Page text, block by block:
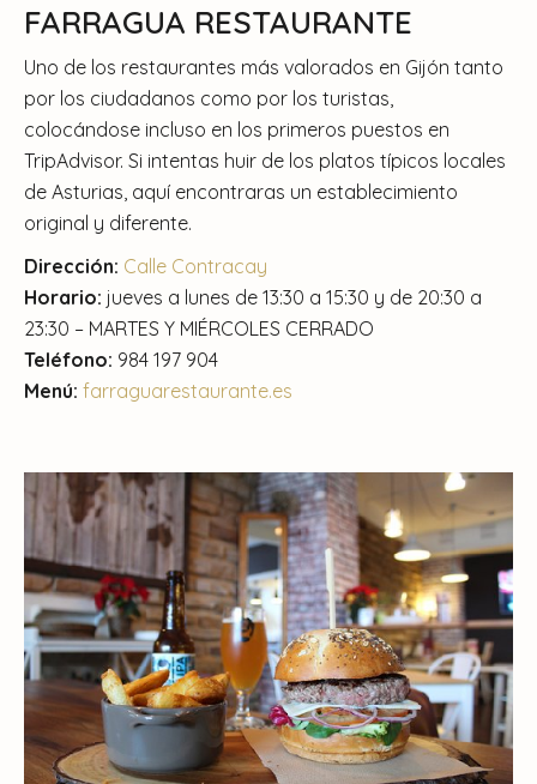
FARRAGUA RESTAURANTE
Uno de los restaurantes más valorados en Gijón tanto
por los ciudadanos como por los turistas,
colocándose incluso en los primeros puestos en
TripAdvisor. Si intentas huir de los platos típicos locales
de Asturias, aquí encontraras un establecimiento
original y diferente.
Dirección: Calle Contracay
Horario: jueves a lunes de 13:30 a 15:30 y de 20:30 a
23:30 – MARTES Y MIÉRCOLES CERRADO
Teléfono: 984 197 904
Menú: farraguarestaurante.es